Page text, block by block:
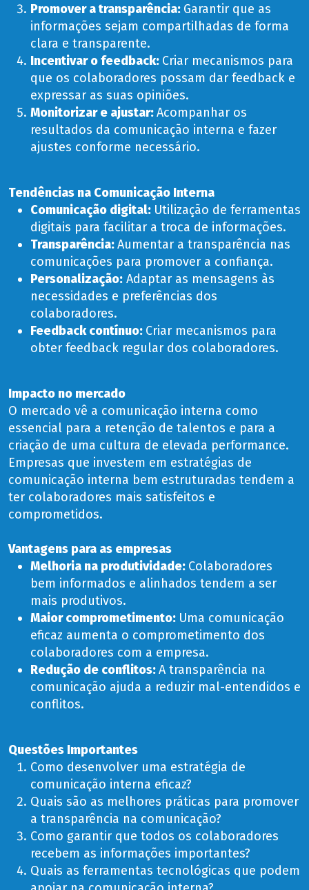
Promover a transparência: Garantir que as
informações sejam compartilhadas de forma
clara e transparente.
Incentivar o feedback: Criar mecanismos para
que os colaboradores possam dar feedback e
expressar as suas opiniões.
Monitorizar e ajustar:Acompanhar os
resultados da comunicação interna e fazer
ajustes conforme necessário.
Tendências na Comunicação Interna
Comunicação digital: Utilização de ferramentas
digitais para facilitar a troca de informações.
Transparência:Aumentar a transparência nas
comunicações para promover a confiança.
Personalização: Adaptar as mensagens às
necessidades e preferências dos
colaboradores.
Feedback contínuo: Criar mecanismos para
obter feedback regular dos colaboradores.
Impacto no mercado
O mercado vê a comunicação interna como
essencial para a retenção de talentos e para a
criação de uma cultura de elevada performance.
Empresas que investem em estratégias de
comunicação interna bem estruturadas tendem a
ter colaboradores mais satisfeitos e
comprometidos.
Vantagens para as empresas
Melhoria na produtividade: Colaboradores
bem informados e alinhados tendem a ser
mais produtivos.
Maior comprometimento: Uma comunicação
eficaz aumenta o comprometimento dos
colaboradores com a empresa.
Redução de conflitos:A transparência na
comunicação ajuda a reduzir mal-entendidos e
conflitos.
Questões Importantes
Como desenvolver uma estratégia de
comunicação interna eficaz?
Quais são as melhores práticas para promover
a transparência na comunicação?
Como garantir que todos os colaboradores
recebem as informações importantes?
Quais as ferramentas tecnológicas que podem